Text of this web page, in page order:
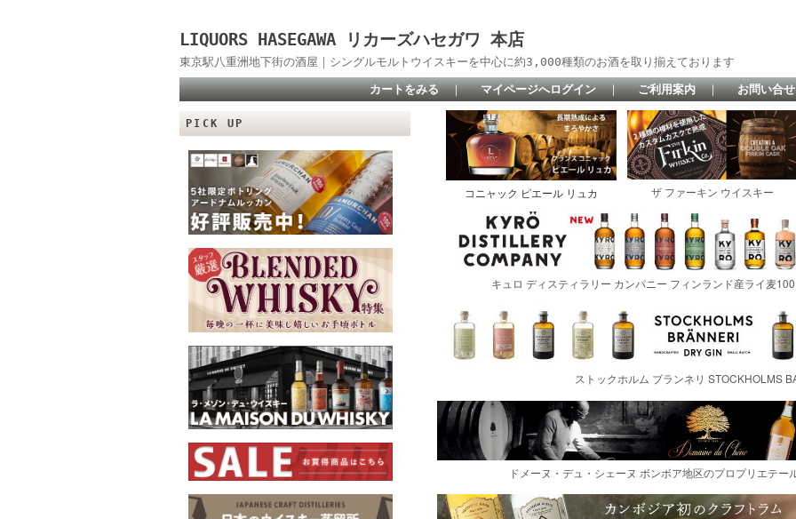
LIQUORS HASEGAWA リカーズハセガワ 本店
東京駅八重洲地下街の酒屋｜シングルモルトウイスキーを中心に約3,000種類のお酒を取り揃えております
カートをみる ｜ マイページへログイン ｜ ご利用案内 ｜ お問い合せ
PICK UP